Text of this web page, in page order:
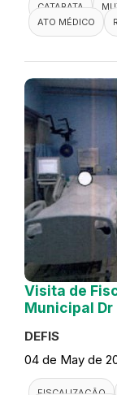
CATARATA
ATO MÉDICO
Visita de
Municipal Dr
DEFIS
04 de May de
FISCALIZAÇÃO